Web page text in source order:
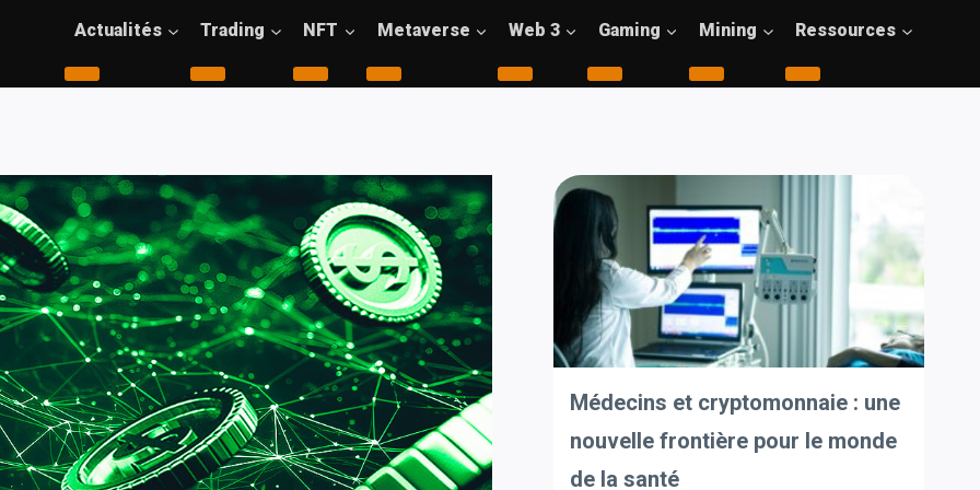
Actualités Trading NFT Metaverse Web 3 Gaming Mining Ressources
Médecins et cryptomonnaie : une
nouvelle frontière pour le monde
de la santé